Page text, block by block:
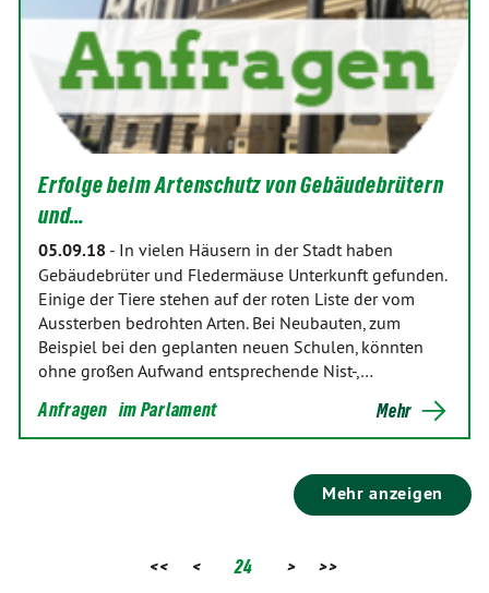
Erfolge beim Artenschutz von Gebäudebrütern
und…
05.09.18 - In vielen Häusern in der Stadt haben
Gebäudebrüter und Fledermäuse Unterkunft gefunden.
Einige der Tiere stehen auf der roten Liste der vom
Aussterben bedrohten Arten. Bei Neubauten, zum
Beispiel bei den geplanten neuen Schulen, könnten
ohne großen Aufwand entsprechende Nist-,…
Anfragen im Parlament Mehr
Mehr anzeigen
<< < 24 > >>